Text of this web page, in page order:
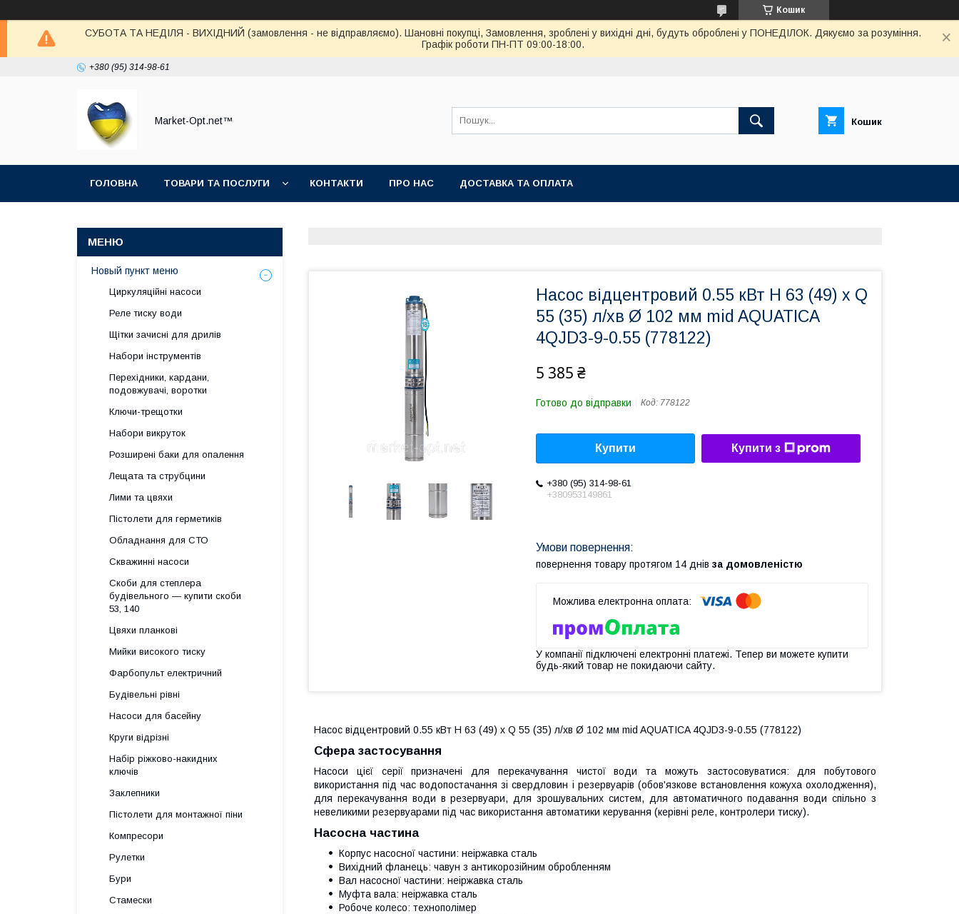
Кошик
СУБОТА ТА НЕДІЛЯ - ВИХІДНИЙ (замовлення - не відправляємо). Шановні покупці, Замовлення, зроблені у вихідні дні, будуть оброблені у ПОНЕДІЛОК. Дякуємо за розуміння.
Графік роботи ПН-ПТ 09:00-18:00.
+380 (95) 314-98-61
Market-Opt.net™ Кошик
ГОЛОВНА ТОВАРИ ТА ПОСЛУГИ КОНТАКТИ ПРО НАС ДОСТАВКА ТА ОПЛАТА
Насос відцентровий 0.55 кВт H 63 (49) х Q
55 (35) л/хв Ø 102 мм mid AQUATICA
4QJD3-9-0.55 (778122)
5 385 ₴
Готово до відправки Код: 778122
Купити Купити з
+380 (95) 314-98-61
+380953149861
повернення товару протягом 14 днів за домовленістю
У компанії підключені електронні платежі. Тепер ви можете купити
будь-який товар не покидаючи сайту.
Насос відцентровий 0.55 кВт H 63 (49) х Q 55 (35) л/хв Ø 102 мм mid AQUATICA 4QJD3-9-0.55 (778122)
Сфера застосування
Насоси цієї серії призначені для перекачування чистої води та можуть застосовуватися: для побутового
використання під час водопостачання зі свердловин і резервуарів (обов'язкове встановлення кожуха охолодження),
для перекачування води в резервуари, для зрошувальних систем, для автоматичного подавання води спільно з
невеликими резервуарами під час використання автоматики керування (керівні реле, контролери тиску).
Насосна частина
Корпус насосної частини: неіржавка сталь
Вихідний фланець: чавун з антикорозійним обробленням
Вал насосної частини: неіржавка сталь
Муфта вала: неіржавка сталь
Робоче колесо: технополімер
Новый пункт меню
Циркуляційні насоси
Реле тиску води
Щітки зачисні для дрилів
Набори інструментів
Перехідники, кардани,
подовжувачі, воротки
Ключи-трещотки
Набори викруток
Розширені баки для опалення
Лещата та струбцини
Лими та цвяхи
Пістолети для герметиків
Обладнання для СТО
Скважинні насоси
Скоби для степлера
будівельного — купити скоби
53, 140
Цвяхи планкові
Мийки високого тиску
Фарбопульт електричний
Будівельні рівні
Насоси для басейну
Круги відрізні
Набір ріжково-накидних
ключів
Заклепники
Пістолети для монтажної піни
Компресори
Рулетки
Бури
Стамески